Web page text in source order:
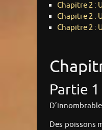
Chapitre 2 :
Chapitre 2 :
Chapitre 2 :
Partie 1
Des poissons